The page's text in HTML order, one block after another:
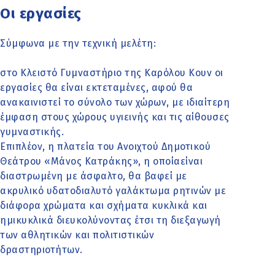
Οι εργασίες
Σύμφωνα με την τεχνική μελέτη:
στο Κλειστό Γυμναστήριο της Καρόλου Κουν οι
εργασίες θα είναι εκτεταμένες, αφού θα
ανακαινιστεί το σύνολο των χώρων, με ιδιαίτερη
έμφαση στους χώρους υγιεινής και τις αίθουσες
γυμναστικής.
Επιπλέον, η πλατεία του Ανοιχτού Δημοτικού
Θεάτρου «Μάνος Κατράκης», η οποίαείναι
διαστρωμένη με άσφαλτο, θα βαφεί με
ακρυλικό υδατοδιαλυτό γαλάκτωμα ρητινών με
διάφορα χρώματα και σχήματα κυκλικά και
ημικυκλικά διευκολύνοντας έτσι τη διεξαγωγή
των αθλητικών και πολιτιστικών
δραστηριοτήτων.